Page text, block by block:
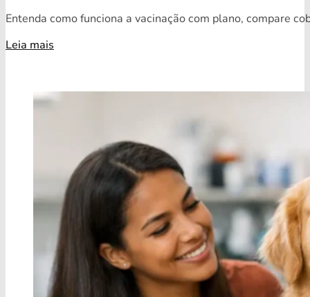
Entenda como funciona a vacinação com plano, compare
Leia mais